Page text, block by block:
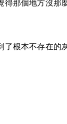
得那個地方沒那
了根本不存在的